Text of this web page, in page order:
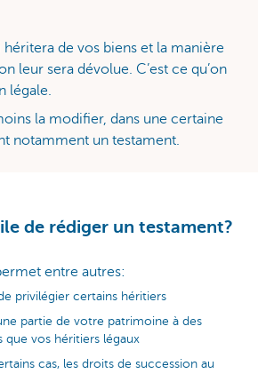
de vos biens et la manière
leur sera dévolue. C’est ce qu’on
légale.
la modifier, dans une certaine
notamment un testament.
de rédiger un testament?
entre autres:
privilégier certains héritiers
partie de votre patrimoine à des
que vos héritiers légaux
cas, les droits de succession au